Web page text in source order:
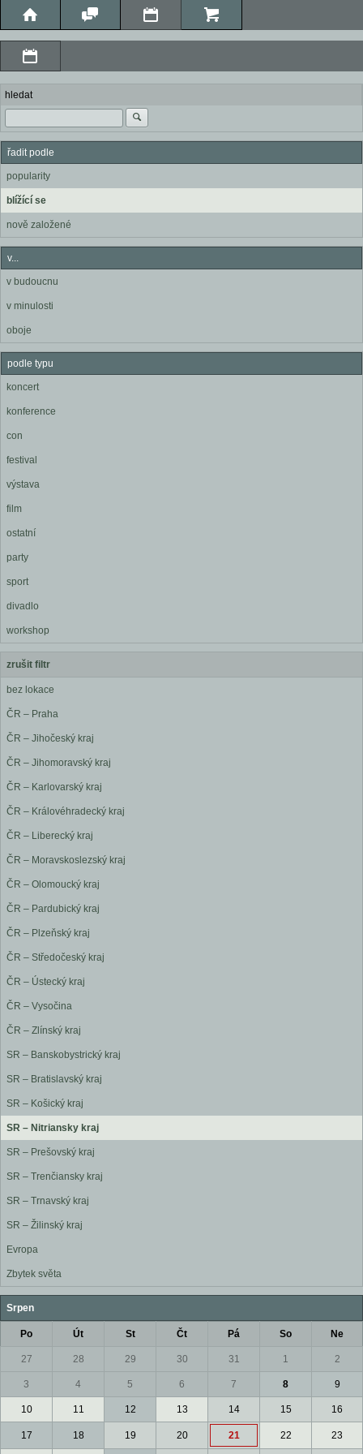
hledat
řadit podle
popularity
blížící se
nově založené
v...
v budoucnu
v minulosti
oboje
podle typu
koncert
konference
con
festival
výstava
film
ostatní
party
sport
divadlo
workshop
zrušit filtr
bez lokace
ČR – Praha
ČR – Jihočeský kraj
ČR – Jihomoravský kraj
ČR – Karlovarský kraj
ČR – Královéhradecký kraj
ČR – Liberecký kraj
ČR – Moravskoslezský kraj
ČR – Olomoucký kraj
ČR – Pardubický kraj
ČR – Plzeňský kraj
ČR – Středočeský kraj
ČR – Ústecký kraj
ČR – Vysočina
ČR – Zlínský kraj
SR – Banskobystrický kraj
SR – Bratislavský kraj
SR – Košický kraj
SR – Nitriansky kraj
SR – Prešovský kraj
SR – Trenčiansky kraj
SR – Trnavský kraj
SR – Žilinský kraj
Evropa
Zbytek světa
Srpen
Po Út St Čt Pá So Ne
27 28 29 30 31 1 2
3 4 5 6 7 8 9
10 11 12 13 14 15 16
17 18 19 20 21 22 23